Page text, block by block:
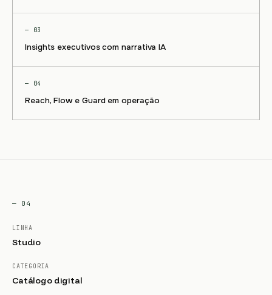
— 03
Insights executivos com narrativa IA
— 04
Reach, Flow e Guard em operação
— 04
LINHA
Studio
CATEGORIA
Catálogo digital